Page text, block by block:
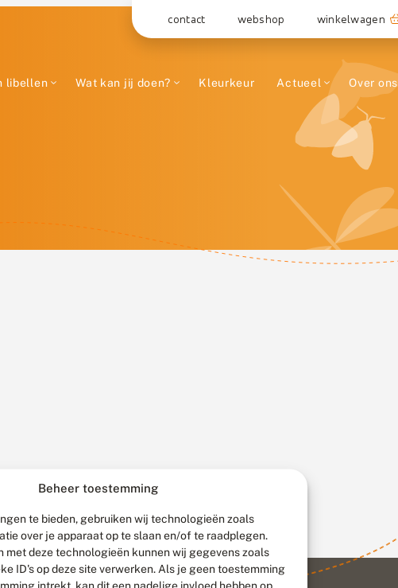
Beheer toestemming
te bieden, gebruiken wij technologieën zoals
over je apparaat op te slaan en/of te raadplegen.
met deze technologieën kunnen wij gegevens zoals
ID's op deze site verwerken. Als je geen toestemming
intrekt, kan dit een nadelige invloed hebben op
contact webshop winkelwagen
libellen Wat kan jij doen? Kleurkeur Actueel Over ons